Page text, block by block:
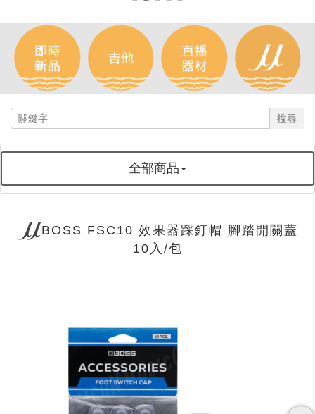
搜尋
全部商品
BOSS FSC10 效果器踩釘帽 腳踏開關蓋
10入/包
next